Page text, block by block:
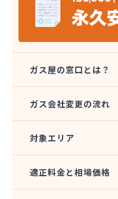
株式会社タカサカ
株式会社タガヤ
株式会社トーエル
株式会社トーエル 南
株式会社ナカノヤ
株式会社フクダ
株式会社マルキ
株式会社ミツウロコ
株式会社ミツウロコ
ガス屋の窓口とは？
ガス会社変更の流れ
対象エリア
適正料金と相場価格